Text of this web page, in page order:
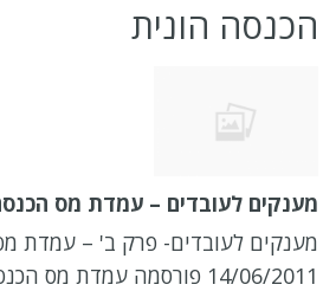
הכנסה הונית
מענקים לעובדים – עמדת מס
מענקים לעובדים- פרק ב' – עמדת
14/06/2011 פורסמה עמדת